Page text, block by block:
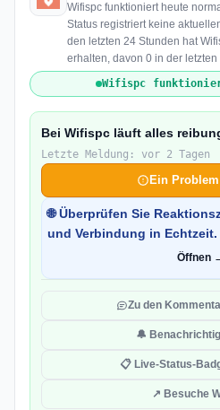
Wifispc funktioniert heute
Status registriert keine
den letzten 24 Stunden hat
erhalten, davon 0 in der letzten
Wifispc
Bei Wifispc läuft alles
Letzte Meldung: vor 2 Tagen
Ein
🌐 Überprüfen Sie
und Verbindung in Echtzeit.
Öffnen
Zu den
🔔
📋 Live-Status-
↗ Besuche